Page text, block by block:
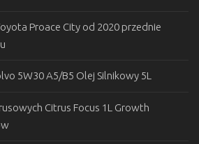
Proace City od 2020 przednie
5W30 A5/B5 Olej Silnikowy 5L
Citrus Focus 1L Growth